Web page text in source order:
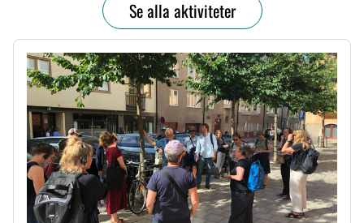
Se alla aktiviteter